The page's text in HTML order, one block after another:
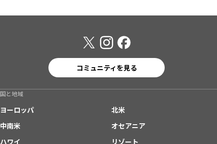
コミュニティを見る
国と地域
ヨーロッパ
北米
中南米
オセアニア
ハワイ
リゾート